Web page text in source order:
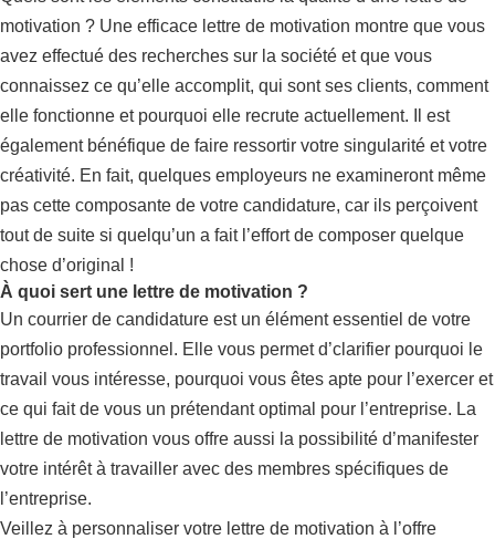
motivation ? Une efficace lettre de motivation montre que vous
avez effectué des recherches sur la société et que vous
connaissez ce qu’elle accomplit, qui sont ses clients, comment
elle fonctionne et pourquoi elle recrute actuellement. Il est
également bénéfique de faire ressortir votre singularité et votre
créativité. En fait, quelques employeurs ne examineront même
pas cette composante de votre candidature, car ils perçoivent
tout de suite si quelqu’un a fait l’effort de composer quelque
chose d’original !
À quoi sert une lettre de motivation ?
Un courrier de candidature est un élément essentiel de votre
portfolio professionnel. Elle vous permet d’clarifier pourquoi le
travail vous intéresse, pourquoi vous êtes apte pour l’exercer et
ce qui fait de vous un prétendant optimal pour l’entreprise. La
lettre de motivation vous offre aussi la possibilité d’manifester
votre intérêt à travailler avec des membres spécifiques de
l’entreprise.
Veillez à personnaliser votre lettre de motivation à l’offre